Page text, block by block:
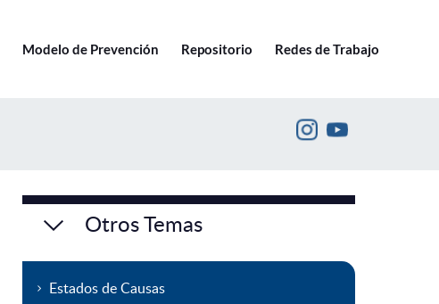
Modelo de Prevención Repositorio Redes de Trabajo
Otros Temas
Estados de Causas